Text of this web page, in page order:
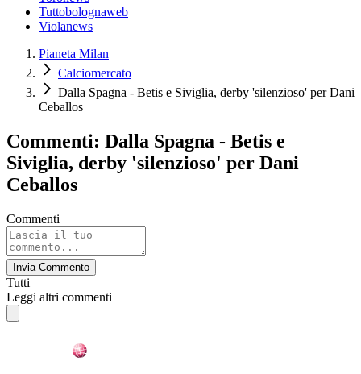
Tuttobolognaweb
Violanews
Pianeta Milan
Calciomercato
Dalla Spagna - Betis e Siviglia, derby 'silenzioso' per Dani
Ceballos
Commenti: Dalla Spagna - Betis e
Siviglia, derby 'silenzioso' per Dani
Ceballos
Commenti
Invia Commento
Tutti
Leggi altri commenti